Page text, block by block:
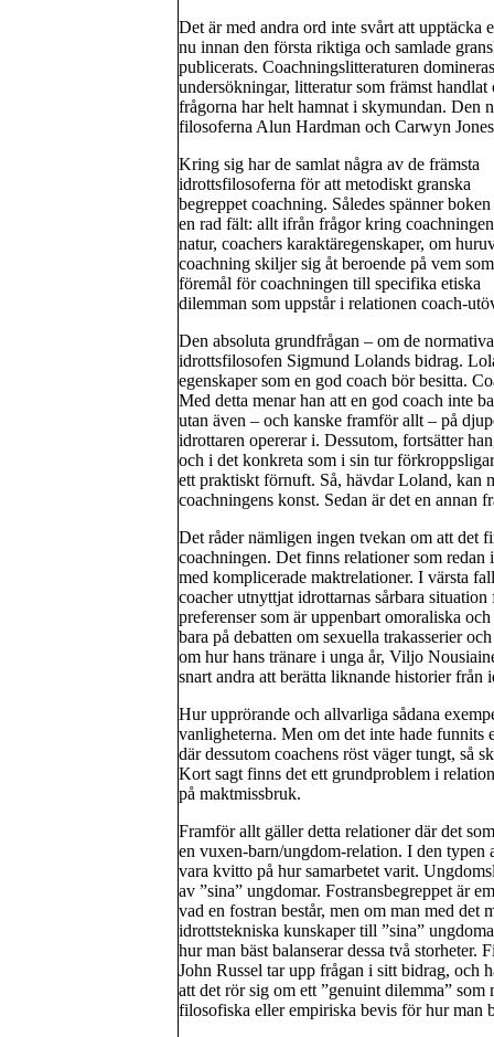
Det är med andra ord inte svårt att
nu innan den första riktiga och samlade
publicerats. Coachningslitteraturen
undersökningar, litteratur som främst
frågorna har helt hamnat i skymundan. Den
filosoferna Alun Hardman och Carwyn
Kring sig har de samlat några av de främsta
idrottsfilosoferna för att metodiskt granska
begreppet coachning. Således spänner
en rad fält: allt ifrån frågor kring
natur, coachers karaktäregenskaper, om
coachning skiljer sig åt beroende på vem
föremål för coachningen till specifika etiska
dilemman som uppstår i relationen coach-
Den absoluta grundfrågan – om de
idrottsfilosofen Sigmund Lolands bidrag.
egenskaper som en god coach bör besitta.
Med detta menar han att en god coach inte
utan även – och kanske framför allt – på
idrottaren opererar i. Dessutom, fortsätter
och i det konkreta som i sin tur
ett praktiskt förnuft. Så, hävdar Loland, kan
coachningens konst. Sedan är det en annan
Det råder nämligen ingen tvekan om att det
coachningen. Det finns relationer som
med komplicerade maktrelationer. I värsta
coacher utnyttjat idrottarnas sårbara
preferenser som är uppenbart omoraliska
bara på debatten om sexuella trakasserier
om hur hans tränare i unga år, Viljo
snart andra att berätta liknande historier från
Hur upprörande och allvarliga sådana
vanligheterna. Men om det inte hade funnits
där dessutom coachens röst väger tungt, så
Kort sagt finns det ett grundproblem i
på maktmissbruk.
Framför allt gäller detta relationer där det
en vuxen-barn/ungdom-relation. I den typen
vara kvitto på hur samarbetet varit.
av ”sina” ungdomar. Fostransbegreppet är
vad en fostran består, men om man med det
idrottstekniska kunskaper till ”sina”
hur man bäst balanserar dessa två storheter.
John Russel tar upp frågan i sitt bidrag, och
att det rör sig om ett ”genuint dilemma”
filosofiska eller empiriska bevis för hur man